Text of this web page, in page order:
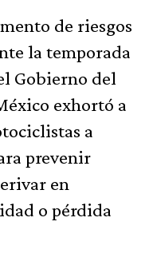
de riesgos
la temporada
Gobierno del
exhortó a
a
prevenir
en
o pérdida